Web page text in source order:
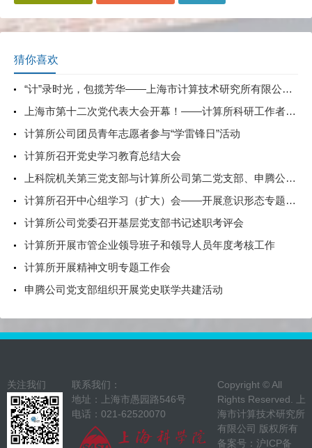
猜你喜欢
“计”录时光，包揽芳华——上海市计算技术研究所有限公司庆祝“三八”国际劳动妇女节主题活动
上海市第十二次党代表大会开幕！——计算所科研工作者心潮澎湃有感而发
计算所公司团员青年志愿者参与“学雷锋日”活动
计算所召开党史学习教育总结大会
上科院机关第三党支部与计算所公司第二党支部、申腾公司第一、第二党支部开展党建联建活动
计算所召开中心组学习（扩大）会——开展意识形态专题教育、党风廉政专题教育
计算所公司党委召开基层党支部书记述职考评会
计算所开展市管企业领导班子和领导人员年度考核工作
计算所开展精神文明专题工作会
申腾公司党支部组织开展党史联学共建活动
关注我们
联系我们：
地址：上海市愚园路546号
电话：021-62520070
Copyright © All
Rights Reserved. 上
海市计算技术研究所
有限公司 版权所有
备案号： 沪ICP备